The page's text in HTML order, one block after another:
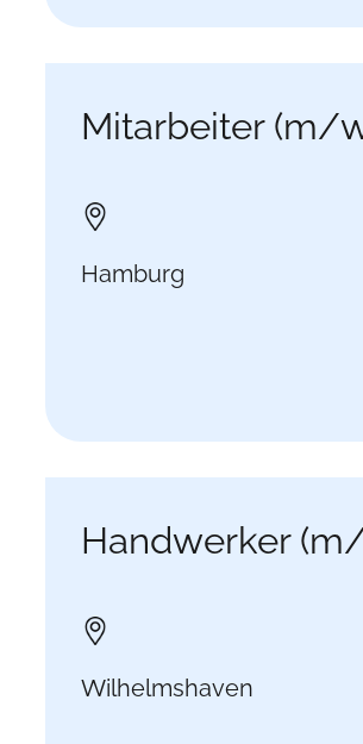
Mitarbeiter (m/
Hamburg
Handwerker
Wilhelmshaven